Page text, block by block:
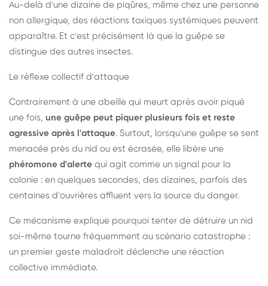
Au-delà d'une dizaine de piqûres, même chez une personne
non allergique, des réactions toxiques systémiques peuvent
apparaître. Et c'est précisément là que la guêpe se
distingue des autres insectes.
Le réflexe collectif d'attaque
Contrairement à une abeille qui meurt après avoir piqué
une fois, une guêpe peut piquer plusieurs fois et reste
agressive après l'attaque. Surtout, lorsqu'une guêpe se sent
menacée près du nid ou est écrasée, elle libère une
phéromone d'alerte qui agit comme un signal pour la
colonie : en quelques secondes, des dizaines, parfois des
centaines d'ouvrières affluent vers la source du danger.
Ce mécanisme explique pourquoi tenter de détruire un nid
soi-même tourne fréquemment au scénario catastrophe :
un premier geste maladroit déclenche une réaction
collective immédiate.